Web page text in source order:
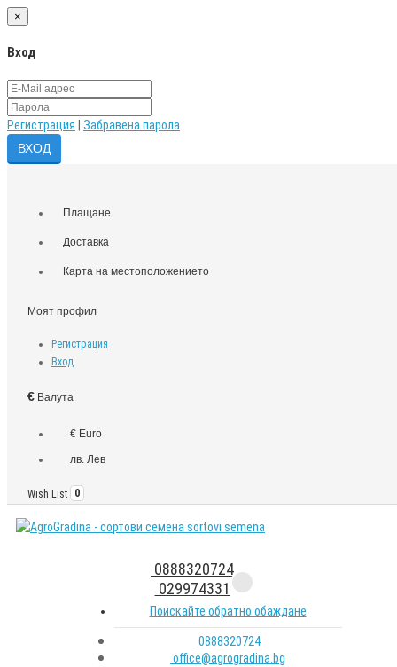
×
Вход
Регистрация Забравена парола
Плащане
Доставка
Карта на местоположението
Моят профил
Регистрация
Вход
€ Валута
€ Euro
лв. Лев
Wish List 0
0888320724
029974331
Поискайте обратно обаждане
0888320724
office@agrogradina.bg